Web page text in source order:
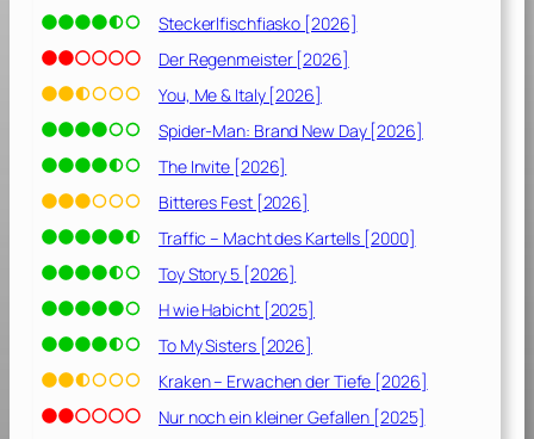
e
r
w
r
e
n
[
2
0
2
1
]
Steckerlfischfiasko [2026]
Der Regenmeister [2026]
You, Me & Italy [2026]
Spider-Man: Brand New Day [2026]
The Invite [2026]
Bitteres Fest [2026]
Traffic – Macht des Kartells [2000]
Toy Story 5 [2026]
H wie Habicht [2025]
To My Sisters [2026]
Kraken – Erwachen der Tiefe [2026]
Nur noch ein kleiner Gefallen [2025]